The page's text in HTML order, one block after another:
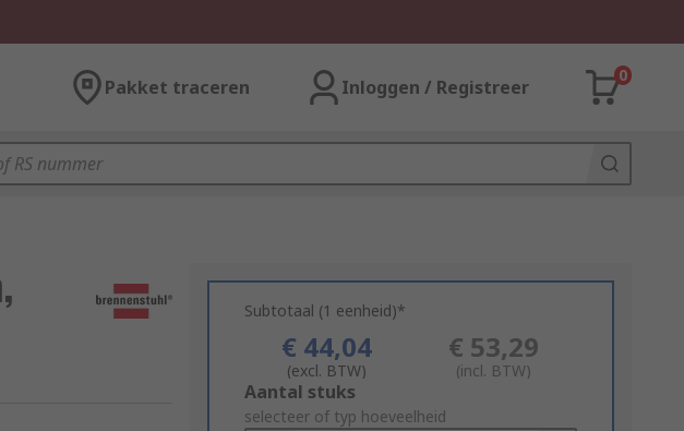
Pakket traceren Inloggen / Registreer
0
Subtotaal (1 eenheid)*
€ 44,04
(excl. BTW)
€ 53,29
(incl. BTW)
Add
to
Aantal stuks
selecteer of typ hoeveelheid